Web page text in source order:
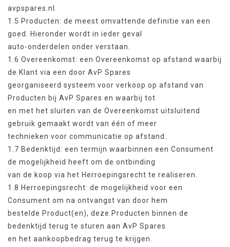
avpspares.nl.
1.5 Producten: de meest omvattende definitie van een
goed. Hieronder wordt in ieder geval
auto-onderdelen onder verstaan.
1.6 Overeenkomst: een Overeenkomst op afstand waarbij
de Klant via een door AvP Spares
georganiseerd systeem voor verkoop op afstand van
Producten bij AvP Spares en waarbij tot
en met het sluiten van de Overeenkomst uitsluitend
gebruik gemaakt wordt van één of meer
technieken voor communicatie op afstand.
1.7 Bedenktijd: een termijn waarbinnen een Consument
de mogelijkheid heeft om de ontbinding
van de koop via het Herroepingsrecht te realiseren.
1.8 Herroepingsrecht: de mogelijkheid voor een
Consument om na ontvangst van door hem
bestelde Product(en), deze Producten binnen de
bedenktijd terug te sturen aan AvP Spares
en het aankoopbedrag terug te krijgen.